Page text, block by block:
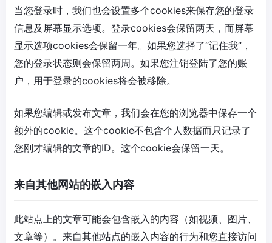
当您登录时，我们也会设置多个cookies来保存您的登录
信息及屏幕显示选项。登录cookies会保留两天，而屏幕
显示选项cookies会保留一年。如果您选择了“记住我”，
您的登录状态则会保留两周。如果您注销登陆了您的账
户，用于登录的cookies将会被移除。
如果您编辑或发布文章，我们会在您的浏览器中保存一个
额外的cookie。这个cookie不包含个人数据而只记录了
您刚才编辑的文章的ID。这个cookie会保留一天。
来自其他网站的嵌入内容
此站点上的文章可能会包含嵌入的内容（如视频、图片、
文章等）。来自其他站点的嵌入内容的行为和您直接访问